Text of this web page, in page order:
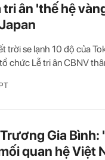
ân 'thế hệ
trời se lạnh 10 độ của
chức Lễ tri ân CBNV
Gia Bình:
quan hệ Việt